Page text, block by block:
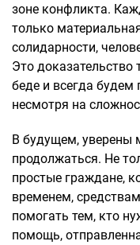
зоне конфликта.
только
солидарности,
Это доказательство
беде и всегда будем
несмотря на
В будущем, уверены
продолжаться. Не
простые граждане,
временем,
помогать тем, кто
помощь,